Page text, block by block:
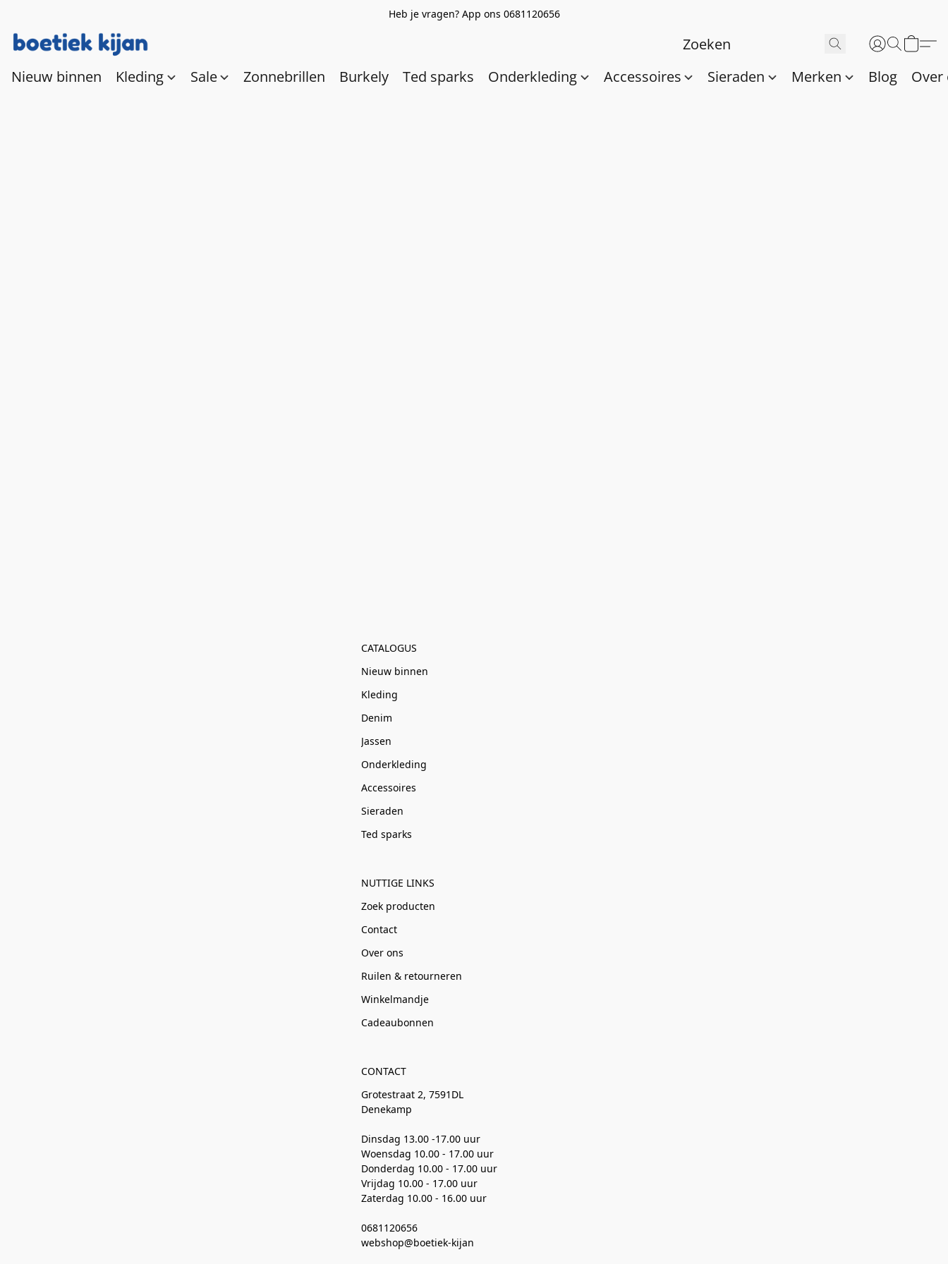
Heb je vragen? App ons 0681120656
Nieuw binnen Kleding Sale Zonnebrillen Burkely Ted sparks Onderkleding Accessoires Sieraden Merken Blog Over
CATALOGUS
Nieuw binnen
Kleding
Denim
Jassen
Onderkleding
Accessoires
Sieraden
Ted sparks
NUTTIGE LINKS
Zoek producten
Contact
Over ons
Ruilen & retourneren
Winkelmandje
Cadeaubonnen
CONTACT
Grotestraat 2, 7591DL
Denekamp
Dinsdag 13.00 -17.00 uur
Woensdag 10.00 - 17.00 uur
Donderdag 10.00 - 17.00 uur
Vrijdag 10.00 - 17.00 uur
Zaterdag 10.00 - 16.00 uur
0681120656
webshop@boetiek-kijan